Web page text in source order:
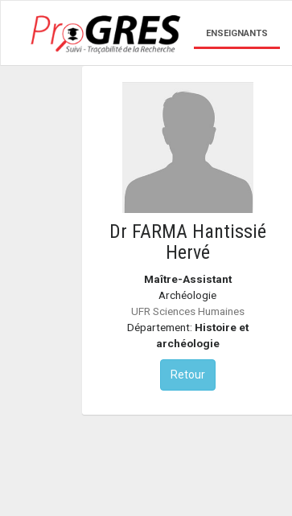
ENSEIGNANTS
Dr FARMA Hantissié
Hervé
Maître-Assistant
Archéologie
UFR Sciences Humaines
Département: Histoire et
archéologie
Retour